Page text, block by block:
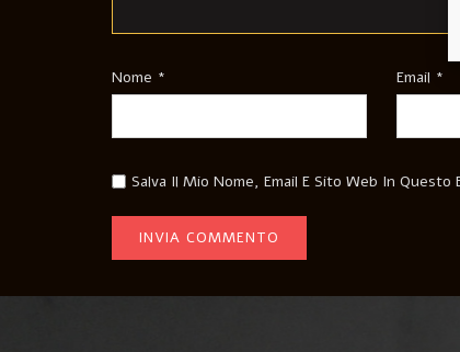
Nome * Email *
Salva Il Mio Nome, Email E Sito Web In